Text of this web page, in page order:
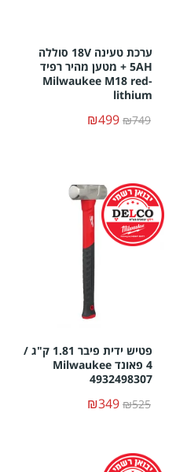
ערכת טעינה 18V סוללה
5AH + מטען מהיר רפיד
Milwaukee M18 red-
lithium
₪749
₪499
פטיש ידית פיבר 1.81 ק"ג /
4 פאונד Milwaukee
4932498307
₪525
₪349